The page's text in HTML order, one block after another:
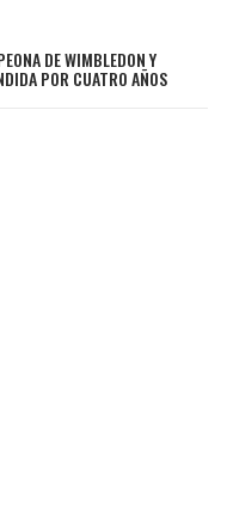
DE WIMBLEDON Y
POR CUATRO AÑOS